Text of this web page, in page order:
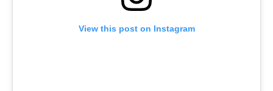
View this post on Instagram